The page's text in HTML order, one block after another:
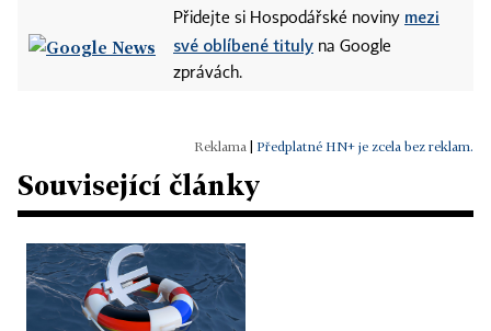
Přidejte si Hospodářské noviny mezi
své oblíbené tituly na Google
zprávách.
Předplatné HN+ je zcela bez reklam.
Související články